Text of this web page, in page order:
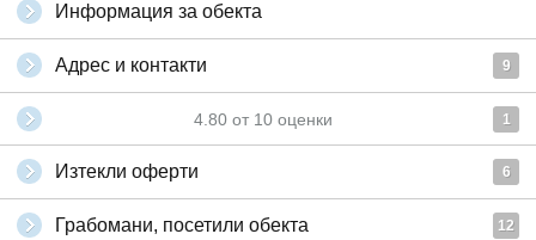
Информация за обекта
Адрес и контакти 9
4.80 от 10 оценки 1
Изтекли оферти 6
Грабомани, посетили обекта 12